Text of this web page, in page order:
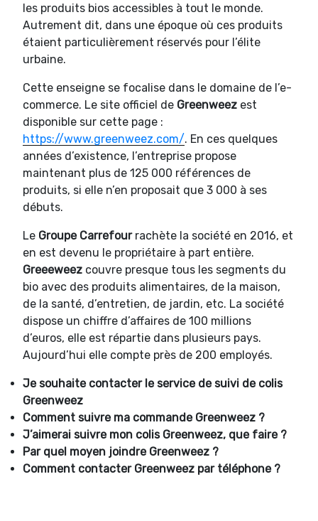
les produits bios accessibles à tout le monde.
Autrement dit, dans une époque où ces produits
étaient particulièrement réservés pour l’élite
urbaine.
Cette enseigne se focalise dans le domaine de l’e-
commerce. Le site officiel de Greenweez est
disponible sur cette page :
https://www.greenweez.com/. En ces quelques
années d’existence, l’entreprise propose
maintenant plus de 125 000 références de
produits, si elle n’en proposait que 3 000 à ses
débuts.
Le Groupe Carrefour rachète la société en 2016, et
en est devenu le propriétaire à part entière.
Greeeweez couvre presque tous les segments du
bio avec des produits alimentaires, de la maison,
de la santé, d’entretien, de jardin, etc. La société
dispose un chiffre d’affaires de 100 millions
d’euros, elle est répartie dans plusieurs pays.
Aujourd’hui elle compte près de 200 employés.
Je souhaite contacter le service de suivi de colis
Greenweez
Comment suivre ma commande Greenweez ?
J’aimerai suivre mon colis Greenweez, que faire ?
Par quel moyen joindre Greenweez ?
Comment contacter Greenweez par téléphone ?